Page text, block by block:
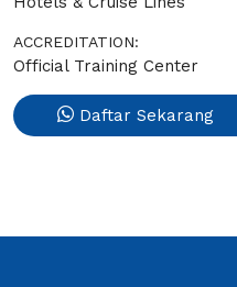
ACCREDITATION:
Official Training Center
Daftar Sekarang